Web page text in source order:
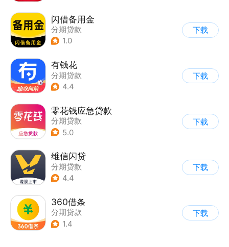
闪借备用金
分期贷款
1.0
下载
有钱花
分期贷款
4.4
下载
零花钱应急贷款
分期贷款
5.0
下载
维信闪贷
分期贷款
4.4
下载
360借条
分期贷款
1.4
下载